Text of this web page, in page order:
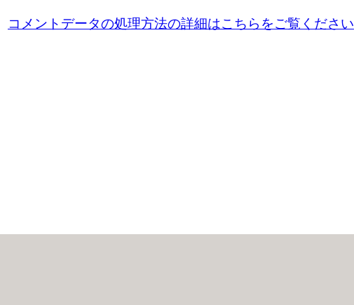
コメントデータの処理方法の詳細はこちらをご覧ください